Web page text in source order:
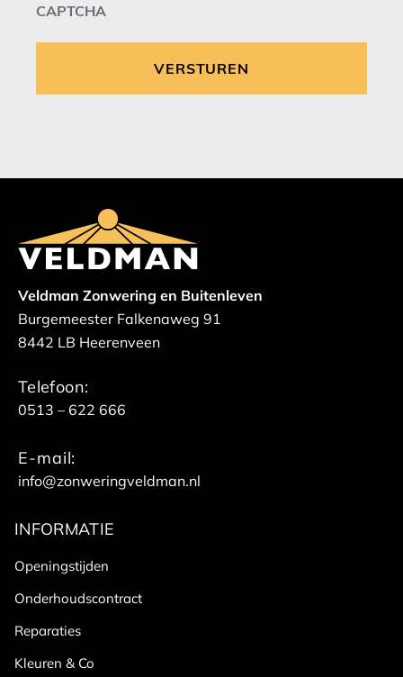
CAPTCHA
Veldman Zonwering en Buitenleven
Burgemeester Falkenaweg 91
8442 LB Heerenveen
Telefoon:
0513 – 622 666
E-mail:
info@zonweringveldman.nl
INFORMATIE
Openingstijden
Onderhoudscontract
Reparaties
Kleuren & Co